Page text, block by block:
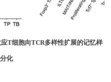
T细胞向TCR多样性扩展的记忆样
化